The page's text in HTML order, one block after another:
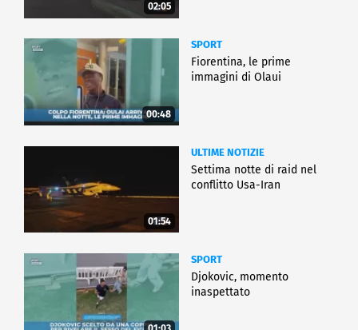
02:05
00:48
SPORT
Fiorentina, le prime
immagini di Olaui
01:54
ULTIME NOTIZIE
Settima notte di raid nel
conflitto Usa-Iran
SPORT
Djokovic, momento
inaspettato